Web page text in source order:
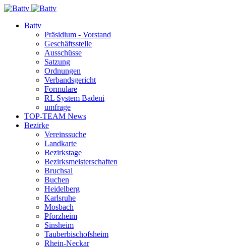
Battv
Präsidium - Vorstand
Geschäftsstelle
Ausschüsse
Satzung
Ordnungen
Verbandsgericht
Formulare
RL System Badeni
umfrage
TOP-TEAM News
Bezirke
Vereinssuche
Landkarte
Bezirkstage
Bezirksmeisterschaften
Bruchsal
Buchen
Heidelberg
Karlsruhe
Mosbach
Pforzheim
Sinsheim
Tauberbischofsheim
Rhein-Neckar